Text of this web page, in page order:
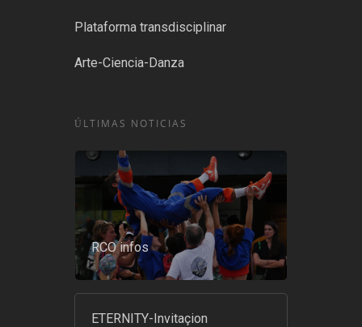
Plataforma transdisciplinar
Arte-Ciencia-Danza
ÚLTIMAS NOTICIAS
RCO infos
ETERNITY-Invitaçion